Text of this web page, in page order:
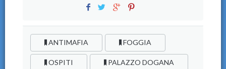
ANTIMAFIA FOGGIA
OSPITI PALAZZO DOGANA